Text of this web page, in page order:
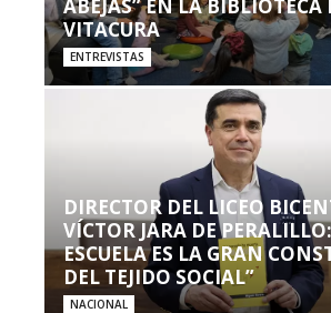
ABEJAS” EN LA BIBLIOTECA
VITACURA
ENTREVISTAS
DIRECTOR DEL LICEO
VÍCTOR JARA DE
ESCUELA ES LA GRAN
DEL TEJIDO SOCIAL”
NACIONAL